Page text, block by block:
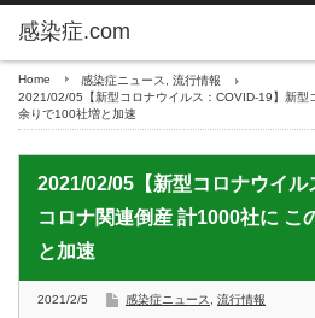
Home 感染症ニュース
流行情報
2021/02/05【新型コロナウイルス：COVID-19】新型
余りで100社増と加速
2021/02/05【新型コロナウイル
コロナ関連倒産 計1000社に こ
と加速
2021/2/5 感染症ニュース 流行情報